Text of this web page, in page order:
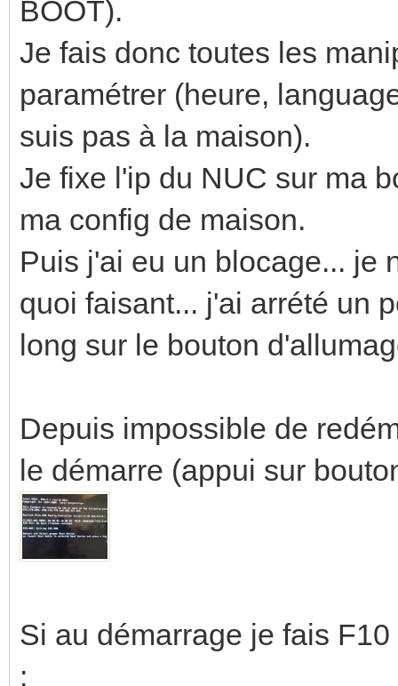
BOOT).
Je fais donc toutes les
paramétrer (heure,
suis pas à la maison).
Je fixe l'ip du NUC sur ma
ma config de maison.
Puis j'ai eu un blocage... je
quoi faisant... j'ai arrété un
long sur le bouton
Depuis impossible de
le démarre (appui sur
Si au démarrage je fais
: